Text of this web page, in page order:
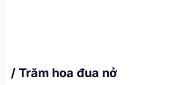
/ Trăm hoa đua nở